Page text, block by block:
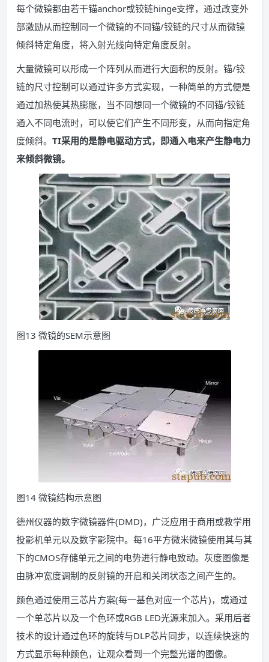
每个微镜都由若干锚anchor或铰链hinge支撑，通过改变外
部激励从而控制同一个微镜的不同锚/铰链的尺寸从而微镜
倾斜特定角度，将入射光线向特定角度反射。
大量微镜可以形成一个阵列从而进行大面积的反射。锚/铰
链的尺寸控制可以通过许多方式实现，一种简单的方式便是
通过加热使其热膨胀，当不同想同一个微镜的不同锚/铰链
通入不同电流时，可以使它们产生不同形变，从而向指定角
度倾斜。 TI采用的是静电驱动方式，即通入电来产生静电力
来倾斜微镜。
图13 微镜的SEM示意图
图14 微镜结构示意图
德州仪器的数字微镜器件(DMD)，广泛应用于商用或教学用
投影机单元以及数字影院中。每16平方微米微镜使用其与其
下的CMOS存储单元之间的电势进行静电致动。灰度图像是
由脉冲宽度调制的反射镜的开启和关闭状态之间产生的。
颜色通过使用三芯片方案(每一基色对应一个芯片)，或通过
一个单芯片以及一个色环或RGB LED光源来加入。采用后者
技术的设计通过色环的旋转与DLP芯片同步，以连续快速的
方式显示每种颜色，让观众看到一个完整光谱的图像。